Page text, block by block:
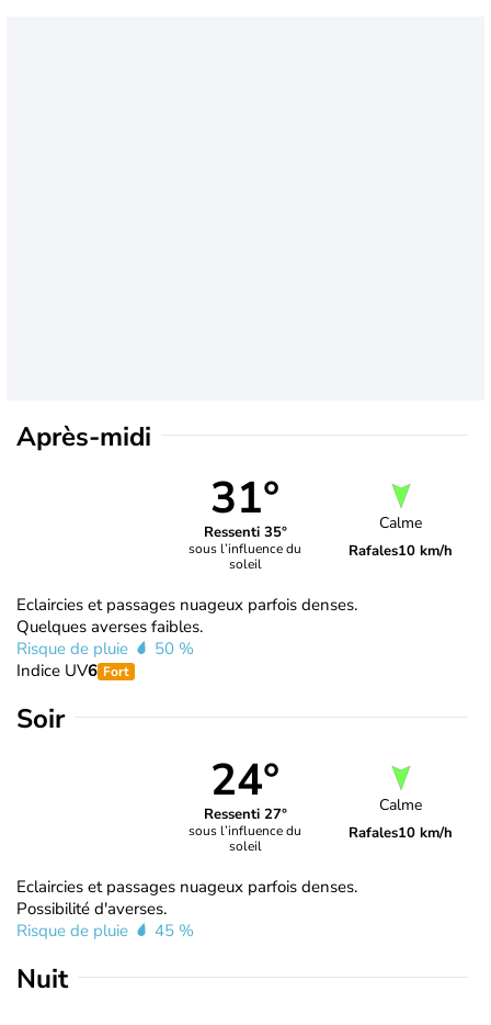
Après-midi
31°
Ressenti 35°
sous l’influence du
soleil
Calme
Rafales10 km/h
Eclaircies et passages nuageux parfois denses.
Quelques averses faibles.
Risque de pluie
50 %
Indice UV6 Fort
Soir
24°
Ressenti 27°
sous l’influence du
soleil
Calme
Rafales10 km/h
Eclaircies et passages nuageux parfois denses.
Possibilité d'averses.
Risque de pluie
45 %
Nuit